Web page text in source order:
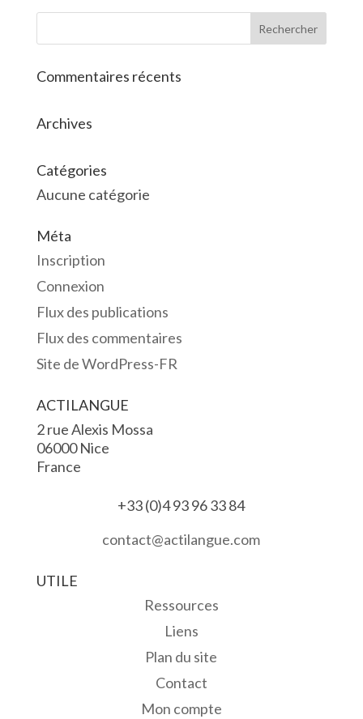
Commentaires récents
Archives
Catégories
Aucune catégorie
Méta
Inscription
Connexion
Flux des publications
Flux des commentaires
Site de WordPress-FR
ACTILANGUE
2 rue Alexis Mossa
06000 Nice
France
+33 (0)4 93 96 33 84
contact@actilangue.com
UTILE
Ressources
Liens
Plan du site
Contact
Mon compte